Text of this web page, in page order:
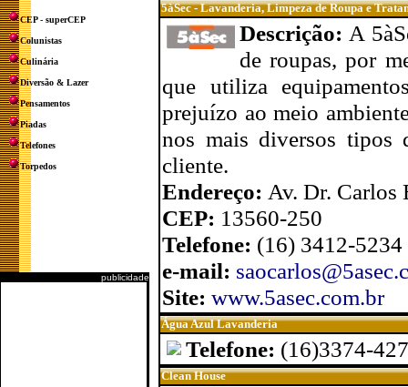
CEP - superCEP
Colunistas
Culinária
Diversão & Lazer
Pensamentos
Piadas
Telefones
Torpedos
publicidade
5àSec - Lavanderia, Limpeza de Roupa e
Descrição: A
de roupas, por
que utiliza
prejuízo ao meio
nos mais diversos tipos
cliente.
Endereço: Av. Dr. Carlos
CEP: 13560-250
Telefone: (16) 3412-5234
e-mail:
Site: www.5asec.com.br
Água Azul Lavanderia
Telefone: (16)3374-
Clean House